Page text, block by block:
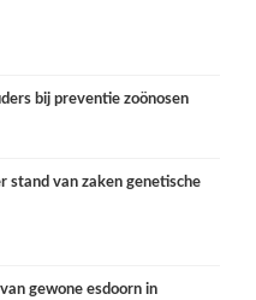
bij preventie zoönosen
stand van zaken genetische
gewone esdoorn in